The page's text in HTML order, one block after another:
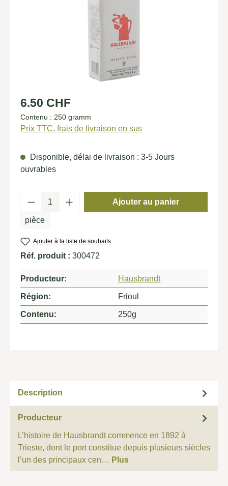
Prix régulier :
6.50 CHF
Contenu : 250 gramm
Prix TTC, frais de livraison en sus
Disponible, délai de livraison : 3-5 Jours
ouvrables
Quantité de produit : Entrez la quantité
pièce
Ajouter au panier
Ajouter à la liste de souhaits
Réf. produit : 300472
Producteur: Hausbrandt
Région: Frioul
Contenu: 250g
Description
Producteur
L’histoire de Hausbrandt commence en 1892 à
Trieste, dont le port constitue depuis plusieurs siècles
l’un des principaux cen… Plus